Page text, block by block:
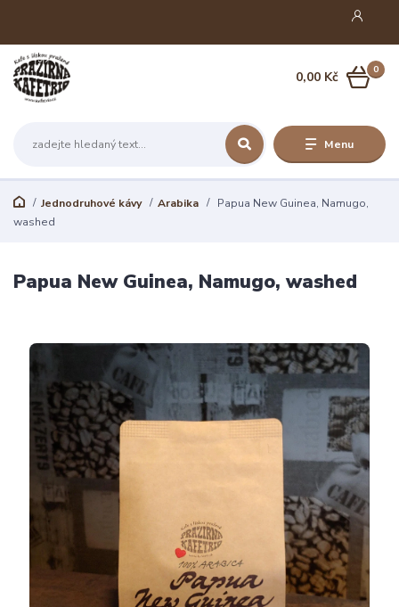
Menu
0
0,00 Kč
Jednodruhové kávy Arabika
Papua New Guinea, Namugo,
washed
Papua New Guinea, Namugo, washed